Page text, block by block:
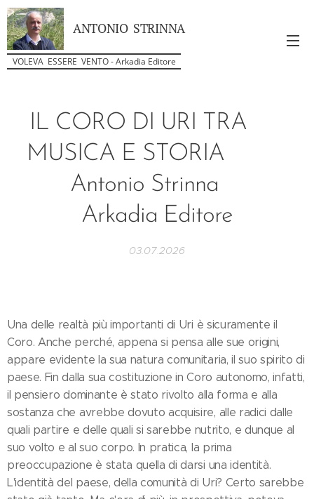
ANTONIO STRINNA
VOLEVA ESSERE VENTO - Arkadia Editore
IL CORO DI URI TRA
MUSICA E STORIA
Antonio Strinna
Arkadia Editore
03.07.2026
Una delle realtà più importanti di Uri è sicuramente il
Coro. Anche perché, appena si pensa alle sue origini,
appare evidente la sua natura comunitaria, il suo spirito di
paese. Fin dalla sua costituzione in Coro autonomo, infatti,
il pensiero dominante è stato rivolto alla forma e alla
sostanza che avrebbe dovuto acquisire, alle radici dalle
quali partire e delle quali si sarebbe nutrito, e dunque al
suo volto e al suo corpo. In pratica, la prima
preoccupazione è stata quella di darsi una identità.
L'identità del paese, della comunità di Uri? Certo sarebbe